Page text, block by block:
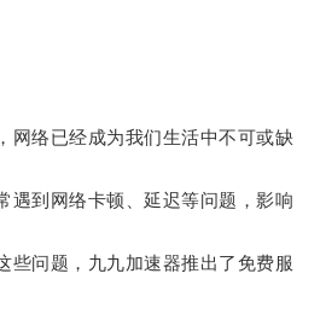
络已经成为我们生活中不可或缺
到网络卡顿、延迟等问题，影响
问题，九九加速器推出了免费服